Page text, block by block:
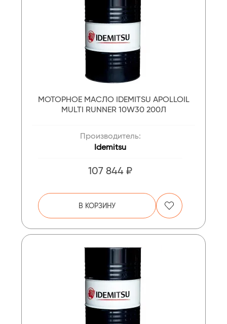
МОТОРНОЕ МАСЛО IDEMITSU APOLLOIL
MULTI RUNNER 10W30 200Л
Производитель:
Idemitsu
107 844 ₽
В КОРЗИНУ